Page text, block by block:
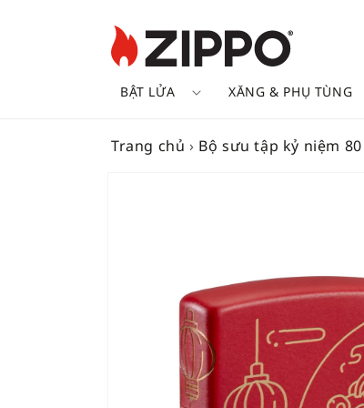
BẬT LỬA XĂNG & PHỤ TÙNG
Trang chủ › Bộ sưu tập kỷ niệm